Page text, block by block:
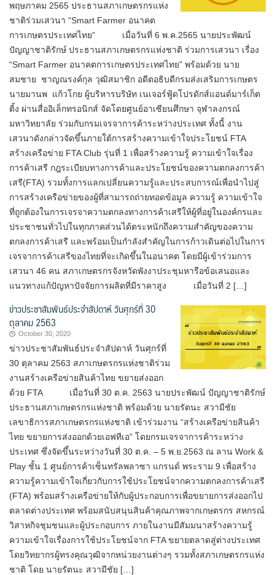
พฤษภาคม 2565 ประธานสภาเกษตรกรแห่ง
ชาติร่วมเสวนา “Smart Farmer อนาคต
การเกษตรประเทศไทย” เมื่อวันที่ 6 พ.ค.2565 นายประพัฒน์
ปัญญาชาติรักษ์ ประธานสภาเกษตรกรแห่งชาติ ร่วมการเสวนา เรื่อง
“Smart Farmer อนาคตการเกษตรประเทศไทย” พร้อมด้วย นาย
สมชาย ชาญณรงค์กุล วุฒิสมาชิก อดีตอธิบดีกรมส่งเสริมการเกษตร
นายมานพ แก้วโกย ผู้บริหารบริษัท เนเจอร์ฟู้ดโปรดักส์แอนด์มาร์เก็ต
ติ้ง ผ่านสื่ออิเล็กทรอนิกส์ จัดโดยศูนย์อาเซียนศึกษา จุฬาลงกรณ์
มหาวิทยาลัย ร่วมกับกรมเจรจาการค้าระหว่างประเทศ ทั้งนี้ งาน
เสวนาดังกล่าวจัดขึ้นภายใต้การสร้างความเข้าใจประโยชน์ FTA
สร้างเครือข่าย FTA Club รุ่นที่ 1 เพื่อสร้างความรู้ ความเข้าใจเรื่อง
การค้าเสรี กฎระเบียบทางการค้าและประโยชน์ของความตกลงการค้า
เสรี(FTA) รวมทั้งการแลกเปลี่ยนความรู้และประสบการณ์เพื่อนำไปสู่
การสร้างเครือข่ายของผู้ที่สามารถถ่ายทอดข้อมูล ความรู้ ความเข้าใจ
ที่ถูกต้องในการเจรจาความตกลงทางการค้าเสรีให้ผู้ที่อยู่ในองค์กรและ
ประชาชนทั่วไปในทุกภาคส่วนได้ตระหนักถึงความสำคัญของความ
ตกลงการค้าเสรี และพร้อมเป็นกำลังสำคัญในการก้าวเดินต่อไปในการ
เจรจาการค้าเสรีของไทยที่จะเกิดขึ้นในอนาคต โดยมีผู้เข้าร่วมการ
เสวนา 46 คน สภาเกษตรกรจังหวัดพังงาประชุมหารือข้อเสนอและ
แนวทางแก้ปัญหาปัจจัยการผลิตที่มีราคาสูง เมื่อวันที่ 2 […]
ข่าวประชาสัมพันธ์ประจำสัปดาห์ วันศุกร์ที่ 30
ตุลาคม 2563
October 30, 2020
ข่าวประชาสัมพันธ์ประจำสัปดาห์ วันศุกร์ที่
30 ตุลาคม 2563 สภาเกษตรกรแห่งชาติร่วม
งานสร้างเครือข่ายสินค้าไทย ขยายส่งออก
ด้วย FTA เมื่อวันที่ 30 ต.ค. 2563 นายประพัฒน์ ปัญญาชาติรักษ์
ประธานสภาเกษตรกรแห่งชาติ พร้อมด้วย นายรัตนะ สวามีชัย
เลขาธิการสภาเกษตรกรแห่งชาติ เข้าร่วมงาน “สร้างเครือข่ายสินค้า
ไทย ขยายการส่งออกด้วยเอฟทีเอ” โดยกรมเจรจาการค้าระหว่าง
ประเทศ ซึ่งจัดขึ้นระหว่างวันที่ 30 ต.ค. – 5 พ.ย.2563 ณ ลาน Work &
Play ชั้น 1 ศูนย์การค้าเซ็นทรัลพลาซา แกรนด์ พระราม 9 เพื่อสร้าง
ความรู้ความเข้าใจเกี่ยวกับการใช้ประโยชน์จากความตกลงการค้าเสรี
(FTA) พร้อมสร้างเครือข่ายให้กับผู้ประกอบการเพื่อขยายการส่งออกไป
ตลาดต่างประเทศ พร้อมสนับสนุนสินค้าคุณภาพจากเกษตรกร สหกรณ์
วิสาหกิจชุมชนและผู้ประกอบการ ภายในงานมีสัมมนาสร้างความรู้
ความเข้าใจเรื่องการใช้ประโยชน์จาก FTA ขยายตลาดสู่ต่างประเทศ
โดยวิทยากรผู้ทรงคุณวุฒิจากหน่วยงานต่างๆ รวมทั้งสภาเกษตรกรแห่ง
ชาติ โดย นายรัตนะ สวามีชัย […]